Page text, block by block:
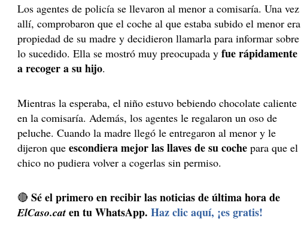
Los agentes de policía se llevaron al menor a comisaría. Una vez
allí, comprobaron que el coche al que estaba subido el menor era
propiedad de su madre y decidieron llamarla para informar sobre
lo sucedido. Ella se mostró muy preocupada yfue rápidamente
a recoger a su hijo.
Mientras la esperaba, el niño estuvo bebiendo chocolate caliente
en la comisaría. Además, los agentes le regalaron un oso de
peluche. Cuando la madre llegó le entregaron al menor y le
dijeron que escondiera mejor las llaves de su cochepara que el
chico no pudiera volver a cogerlas sin permiso.
🔴Sé el primero en recibir las noticias de última hora de
ElCaso.cat en tu WhatsApp.Haz clic aquí, ¡es gratis!